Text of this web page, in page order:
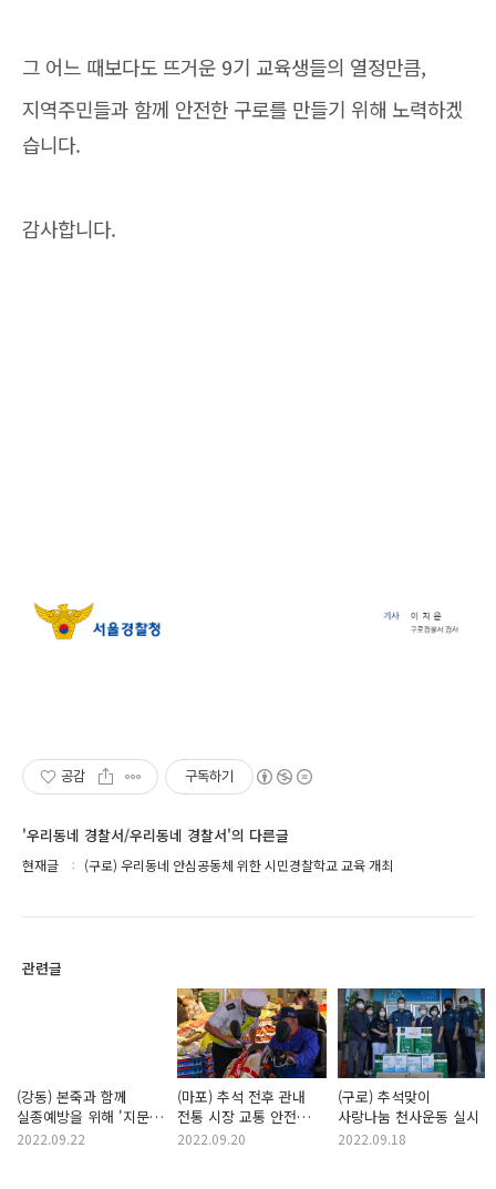
그 어느 때보다도 뜨거운 9기 교육생들의 열정만큼,
지역주민들과 함께 안전한 구로를 만들기 위해 노력하겠
습니다.
감사합니다.
공감 구독하기
'우리동네 경찰서/우리동네 경찰서'의 다른글
현재글 (구로) 우리동네 안심공동체 위한 시민경찰학교 교육 개최
관련글
(강동) 본죽과 함께
실종예방을 위해 '지문등
사전등록제도' 안내
2022.09.22
(마포) 추석 전후 관내
전통 시장 교통 안전
활동!
2022.09.20
(구로) 추석맞이
사랑나눔 천사운동 실시
2022.09.18